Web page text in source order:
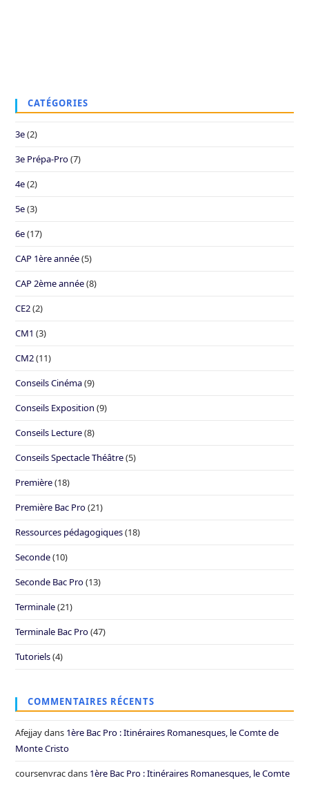
CATÉGORIES
3e(2)
3e Prépa-Pro(7)
4e(2)
5e(3)
6e(17)
CAP 1ère année(5)
CAP 2ème année(8)
CE2(2)
CM1 (3)
CM2(11)
Conseils Cinéma(9)
Conseils Exposition (9)
Conseils Lecture(8)
Conseils Spectacle Théâtre(5)
Première(18)
Première Bac Pro(21)
Ressources pédagogiques(18)
Seconde(10)
Seconde Bac Pro(13)
Terminale(21)
Terminale Bac Pro(47)
Tutoriels(4)
COMMENTAIRES RÉCENTS
Afejjaydans 1ère Bac Pro : Itinéraires Romanesques, le Comte de
Monte Cristo
coursenvracdans 1ère Bac Pro : Itinéraires Romanesques, le Comte